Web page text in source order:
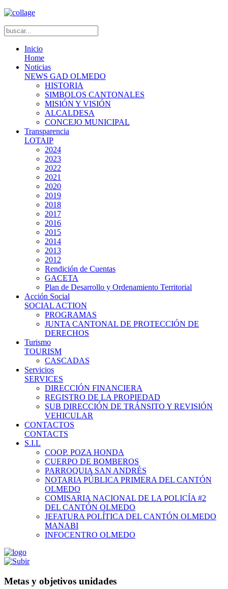
Inicio
Home
Noticias
NEWS GAD OLMEDO
HISTORIA
SIMBOLOS CANTONALES
MISIÓN Y VISIÓN
ALCALDESA
CONCEJO MUNICIPAL
Transparencia
LOTAIP
2024
2023
2022
2021
2020
2019
2018
2017
2016
2015
2014
2013
2012
Rendición de Cuentas
GACETA
Plan de Desarrollo y Ordenamiento Territorial
Acción Social
SOCIAL ACTION
PROGRAMAS
JUNTA CANTONAL DE PROTECCIÓN DE
DERECHOS
Turismo
TOURISM
CASCADAS
Servicios
SERVICES
DIRECCIÓN FINANCIERA
REGISTRO DE LA PROPIEDAD
SUB DIRECCIÓN DE TRÁNSITO Y REVISIÓN
VEHICULAR
CONTACTOS
CONTACTS
S.I.L
COOP. POZA HONDA
CUERPO DE BOMBEROS
PARROQUIA SAN ANDRÉS
NOTARIA PÚBLICA PRIMERA DEL CANTÓN
OLMEDO
COMISARIA NACIONAL DE LA POLICÍA #2
DEL CANTÓN OLMEDO
JEFATURA POLÍTICA DEL CANTÓN OLMEDO
MANABI
INFOCENTRO OLMEDO
Metas y objetivos unidades